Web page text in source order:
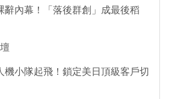
辭內幕！「落後群創」成最後稻
機小隊起飛！鎖定美日頂級客戶切